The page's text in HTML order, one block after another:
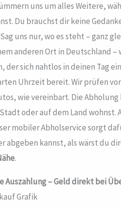
uns um alles Weitere,
Du brauchst dir keine
uns nur, wo es steht – ganz
anderen Ort in Deutschland
der sich nahtlos in deinen Tag
Uhrzeit bereit. Wir prüfen
wie vereinbart. Die
oder auf dem Land wohnst.
mobiler Abholservice sorgt
abgeben kannst, als wärst du
.
Auszahlung – Geld direkt bei